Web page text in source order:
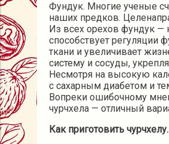
Фундук. Многие ученые
наших предков.
Из всех орехов фундук —
способствует регуляции
ткани и увеличивает
систему и сосуды,
Несмотря на высокую
с сахарным диабетом и
Вопреки ошибочному
чурчхела — отличный
Как приготовить чурчхелу.